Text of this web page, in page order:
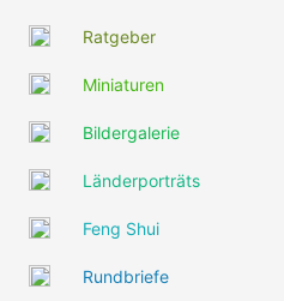
Ratgeber
Miniaturen
Bildergalerie
Länderporträts
Feng Shui
Rundbriefe